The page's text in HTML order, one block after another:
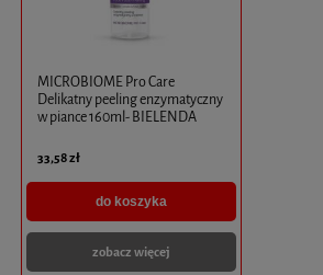
MICROBIOME Pro Care
Delikatny peeling enzymatyczny
w piance 160ml- BIELENDA
33,58 zł
do koszyka
zobacz więcej